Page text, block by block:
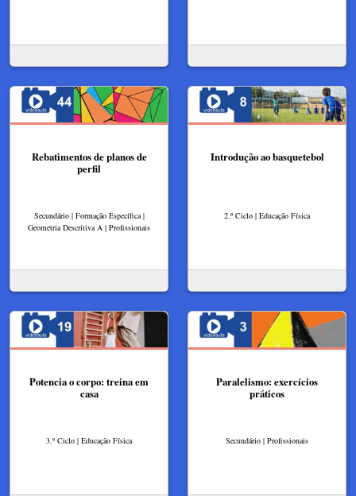
Rebatimentos de planos de
perfil
Secundário | Formação Específica |
Geometria Descritiva A | Profissionais
Introdução ao basquetebol
2.º Ciclo | Educação Física
Potencia o corpo: treina em
casa
3.º Ciclo | Educação Física
Paralelismo: exercícios
práticos
Secundário | Profissionais